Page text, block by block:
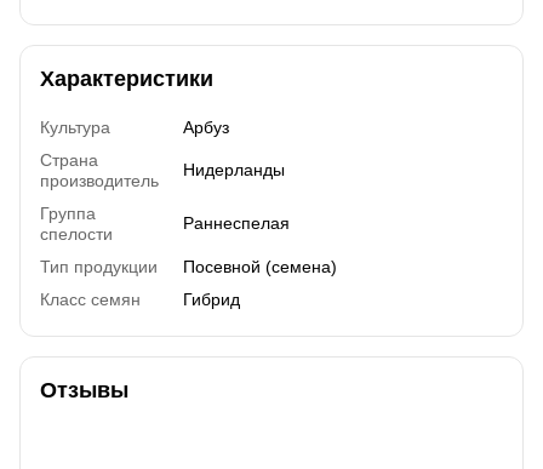
Характеристики
Культура
Арбуз
Страна
производитель
Нидерланды
Группа
спелости
Раннеспелая
Тип продукции
Посевной (семена)
Класс семян
Гибрид
Отзывы